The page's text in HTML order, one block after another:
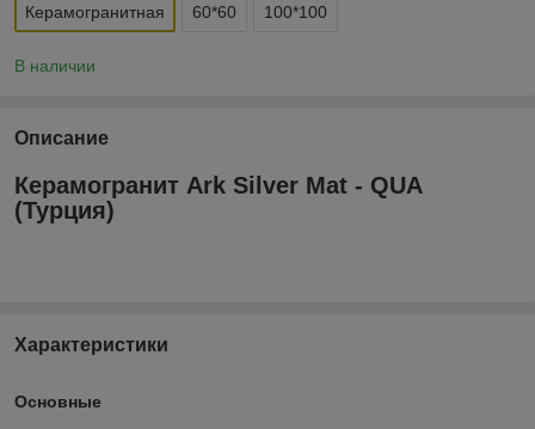
Керамогранитная 60*60 100*100
В наличии
Описание
Керамогранит Ark Silver Mat - QUA
(Турция)
Характеристики
Основные